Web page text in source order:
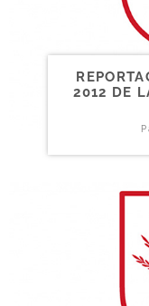
2012 DE